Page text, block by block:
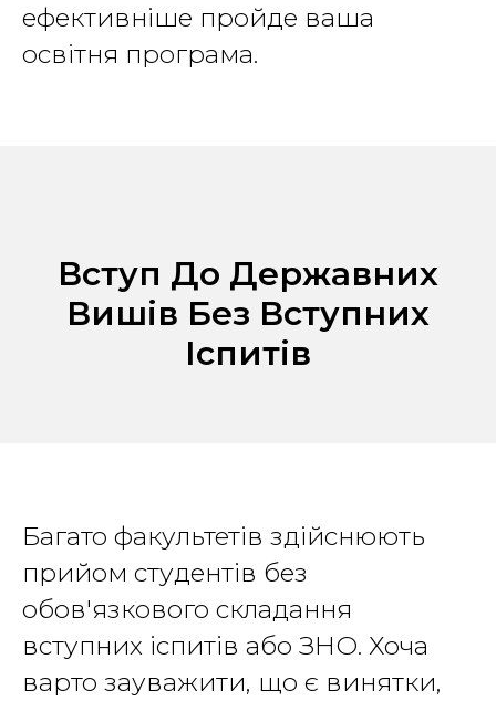
ефективніше пройде ваша
освітня програма.
Вступ До Державних
Вишів Без Вступних
Іспитів
Багато факультетів здійснюють
прийом студентів без
обов'язкового складання
вступних іспитів або ЗНО. Хоча
варто зауважити, що є винятки,